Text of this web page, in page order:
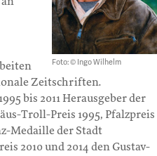
Foto: © Ingo Wilhelm
Zeitschriften.
bis 2011 Herausgeber der
Troll-Preis 1995, Pfalzpreis
Medaille der Stadt
2010 und 2014 den Gustav-